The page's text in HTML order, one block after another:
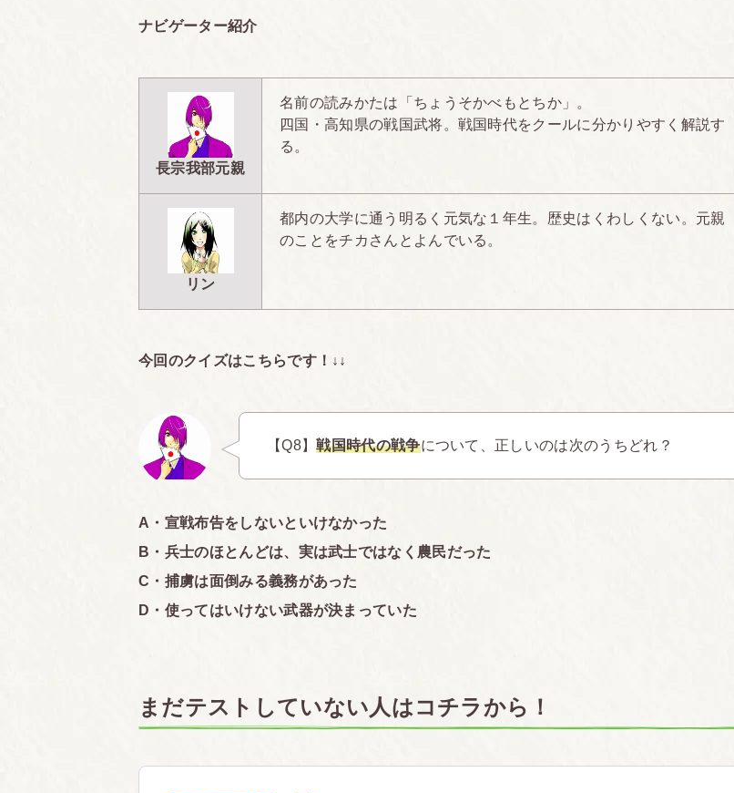
ナビゲーター紹介
長宗我部元親
名前の読みかたは「ちょうそかべもとちか」。
四国・高知県の戦国武将。戦国時代をクールに分かりやすく解説す
る。
リン
都内の大学に通う明るく元気な１年生。歴史はくわしくない。元親
のことをチカさんとよんでいる。
今回のクイズはこちらです！↓↓
【Q8】戦国時代の戦争について、正しいのは次のうちどれ？
A・宣戦布告をしないといけなかった
B・兵士のほとんどは、実は武士ではなく農民だった
C・捕虜は面倒みる義務があった
D・使ってはいけない武器が決まっていた
まだテストしていない人はコチラから！